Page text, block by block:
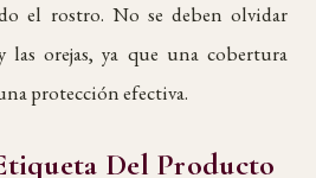
el rostro. No se deben olvidar
las orejas, ya que una cobertura
protección efectiva.
Del Producto